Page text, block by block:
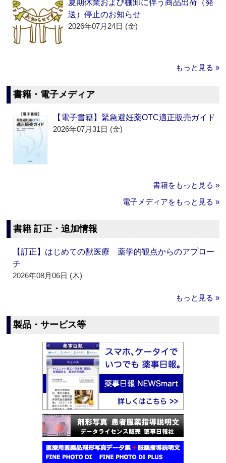
夏期休業および棚卸に伴う商品出荷（発
送）停止のお知らせ
2026年07月24日 (金)
もっと見る »
書籍・電子メディア
【電子書籍】緊急避妊薬OTC適正販売ガイド
2026年07月31日 (金)
書籍をもっと見る »
電子メディアをもっと見る »
書籍 訂正・追加情報
【訂正】はじめての獣医療 薬学的観点からのアプロー
チ
2026年08月06日 (木)
もっと見る »
製品・サービス等